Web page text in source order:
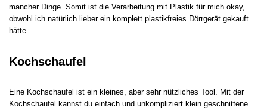
mancher Dinge. Somit ist die Verarbeitung mit Plastik für mich okay,
obwohl ich natürlich lieber ein komplett plastikfreies Dörrgerät gekauft
hätte.
Kochschaufel
Eine Kochschaufel ist ein kleines, aber sehr nützliches Tool. Mit der
Kochschaufel kannst du einfach und unkompliziert klein geschnittene